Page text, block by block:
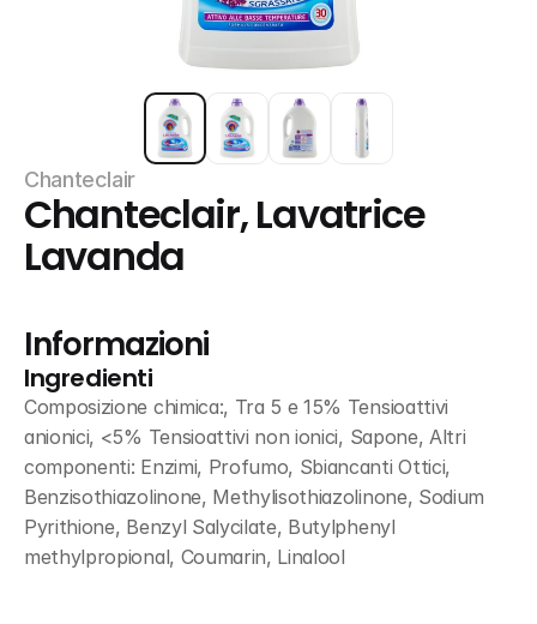
Chanteclair
Chanteclair, Lavatrice
Lavanda
Informazioni
Ingredienti
Composizione chimica:, Tra 5 e 15% Tensioattivi
anionici, <5% Tensioattivi non ionici, Sapone, Altri
componenti: Enzimi, Profumo, Sbiancanti Ottici,
Benzisothiazolinone, Methylisothiazolinone, Sodium
Pyrithione, Benzyl Salycilate, Butylphenyl
methylpropional, Coumarin, Linalool